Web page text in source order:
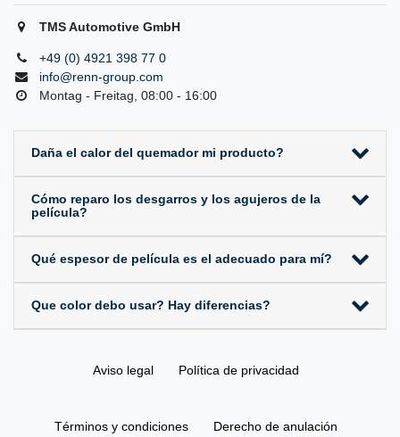
TMS Automotive GmbH
+49 (0) 4921 398 77 0
info@renn-group.com
Montag - Freitag, 08:00 - 16:00
Daña el calor del quemador mi producto?
Cómo reparo los desgarros y los agujeros de la
película?
Qué espesor de película es el adecuado para mí?
Que color debo usar? Hay diferencias?
Aviso legal Política de privacidad
Términos y condiciones Derecho de anulación